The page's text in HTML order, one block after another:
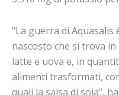
“La guerra di
nascosto che si trova
latte e uova e, in
alimenti trasformati,
quali la salsa di soia”,